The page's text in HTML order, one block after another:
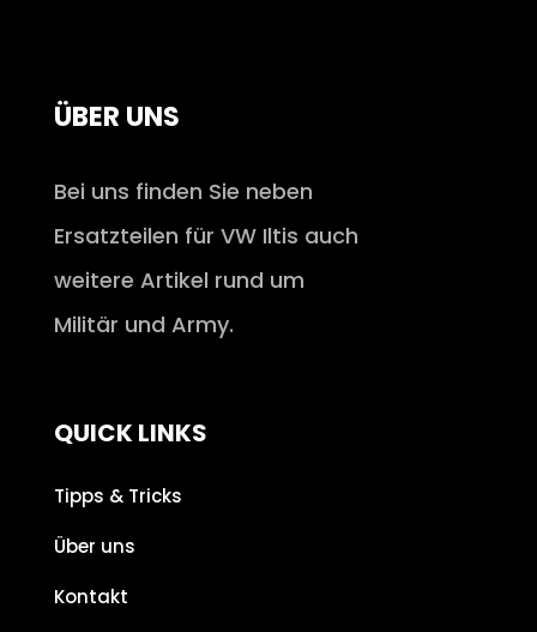
ÜBER UNS
Bei uns finden Sie neben
Ersatzteilen für VW Iltis auch
weitere Artikel rund um
Militär und Army.
QUICK LINKS
Tipps & Tricks
Über uns
Kontakt